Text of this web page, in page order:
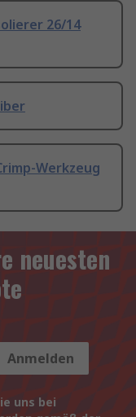
26/14
Werkzeug
neuesten
Anmelden
uns bei